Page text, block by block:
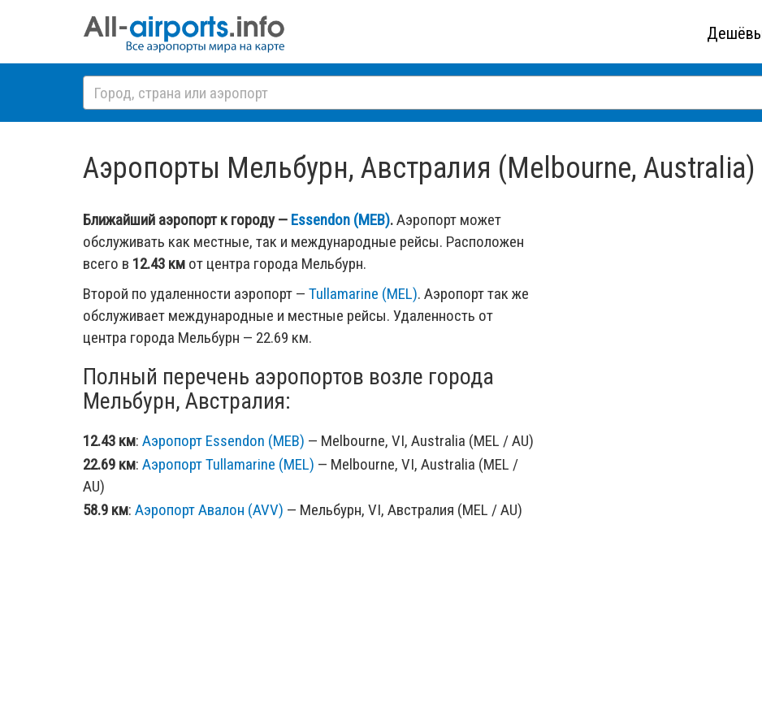
Аэропорты Мельбурн, Австралия (Melbourne, Australia)
Ближайший аэропорт к городу — Essendon (MEB).Аэропорт может
обслуживать как местные, так и международные рейсы. Расположен
всего в 12.43 км от центра города Мельбурн.
Второй по удаленности аэропорт — Tullamarine (MEL). Аэропорт так же
обслуживает международные и местные рейсы. Удаленность от
центра города Мельбурн — 22.69 км.
Полный перечень аэропортов возле города
Мельбурн, Австралия:
12.43 км: Аэропорт Essendon (MEB) — Melbourne, VI, Australia (MEL / AU)
22.69 км: Аэропорт Tullamarine (MEL) — Melbourne, VI, Australia (MEL /
AU)
58.9 км: Аэропорт Авалон (AVV) — Мельбурн, VI, Австралия (MEL / AU)